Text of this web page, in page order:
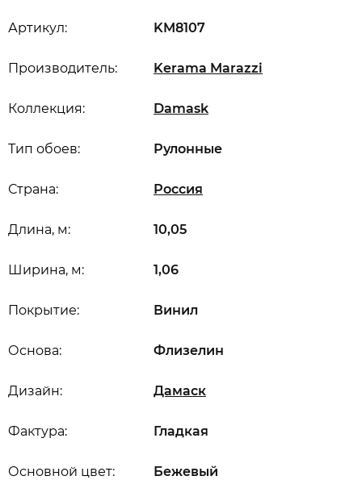
Артикул: KM8107
Производитель: Kerama Marazzi
Коллекция: Damask
Длина, м: 10,05
Ширина, м: 1,06
Основной цвет: Бежевый
Дизайн: Дамаск
Основа: Флизелин
Покрытие: Винил
Страна: Россия
Тип обоев: Рулонные
Фактура: Гладкая